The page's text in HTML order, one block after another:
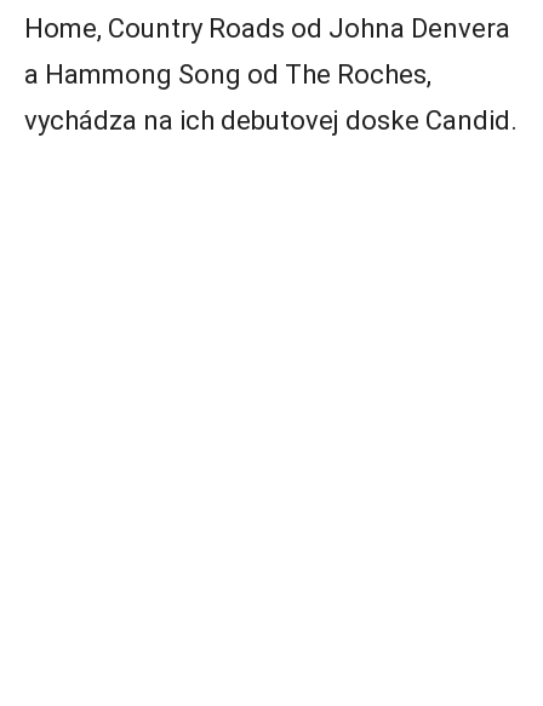
Home, Country Roads od Johna Denvera
a Hammong Song od The Roches,
vychádza na ich debutovej doske Candid.